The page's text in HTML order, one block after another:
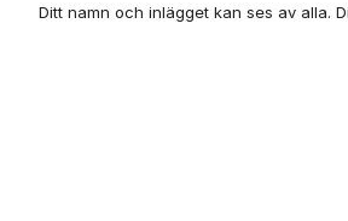
Ditt namn och inlägget kan ses av alla.